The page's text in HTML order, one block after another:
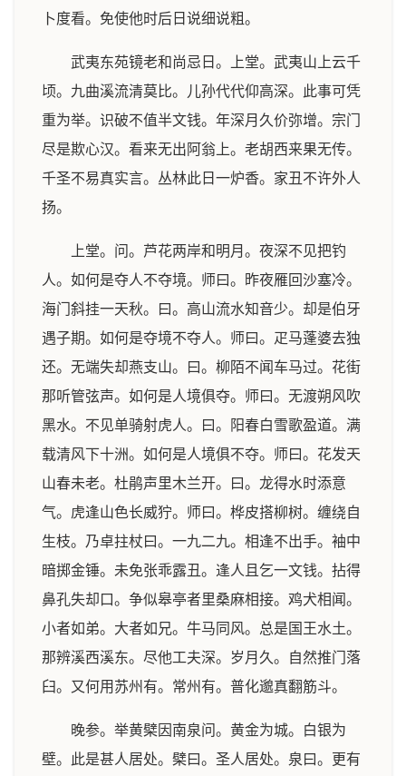
卜度看。免使他时后日说细说粗。
武夷东苑镜老和尚忌日。上堂。武夷山上云千
顷。九曲溪流清莫比。儿孙代代仰高深。此事可凭
重为举。识破不值半文钱。年深月久价弥增。宗门
尽是欺心汉。看来无出阿翁上。老胡西来果无传。
千圣不易真实言。丛林此日一炉香。家丑不许外人
扬。
上堂。问。芦花两岸和明月。夜深不见把钓
人。如何是夺人不夺境。师曰。昨夜雁回沙塞冷。
海门斜挂一天秋。曰。高山流水知音少。却是伯牙
遇子期。如何是夺境不夺人。师曰。疋马蓬婆去独
还。无端失却燕支山。曰。柳陌不闻车马过。花街
那听管弦声。如何是人境俱夺。师曰。无渡朔风吹
黑水。不见单骑射虎人。曰。阳春白雪歌盈道。满
载清风下十洲。如何是人境俱不夺。师曰。花发天
山春未老。杜鹃声里木兰开。曰。龙得水时添意
气。虎逢山色长威狞。师曰。桦皮搭柳树。缠绕自
生枝。乃卓拄杖曰。一九二九。相逢不出手。袖中
暗掷金锤。未免张乖露丑。逢人且乞一文钱。拈得
鼻孔失却口。争似皋亭者里桑麻相接。鸡犬相闻。
小者如弟。大者如兄。牛马同风。总是国王水土。
那辨溪西溪东。尽他工夫深。岁月久。自然推门落
臼。又何用苏州有。常州有。普化邈真翻筋斗。
晚参。举黄檗因南泉问。黄金为城。白银为
壁。此是甚人居处。檗曰。圣人居处。泉曰。更有